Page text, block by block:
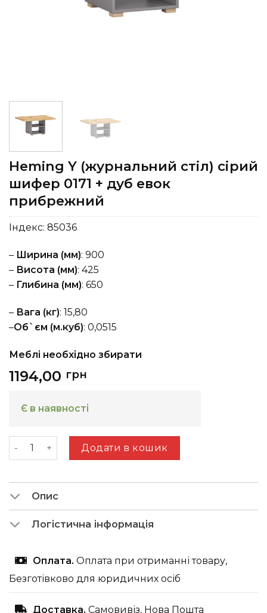
Heming Y (журнальний стіл) сірий
шифер 0171 + дуб евок
прибрежний
Індекс: 85036
– Ширина (мм): 900
– Висота (мм): 425
– Глибина (мм): 650
– Вага (кг): 15,80
–Об`єм (м.куб): 0,0515
Меблі необхідно збирати
1194,00 грн
Є в наявності
Heming Y (журнальний стіл) сірий шифер 0171 +
Додати в кошик
Опис
Логістична інформація
Оплата. Оплата при отриманні товару,
Безготівково для юридичних осіб
Доставка. Самовивіз, Нова Пошта